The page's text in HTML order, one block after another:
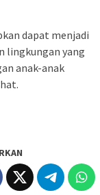
dapat menjadi
lingkungan yang
anak-anak